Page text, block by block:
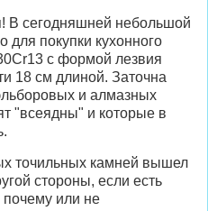
В сегодняшней небольшой
для покупки кухонного
с формой лезвия
18 см длиной. Заточна
и алмазных
"всеядны" и которые в
точильных камней вышел
стороны, если есть
почему или не